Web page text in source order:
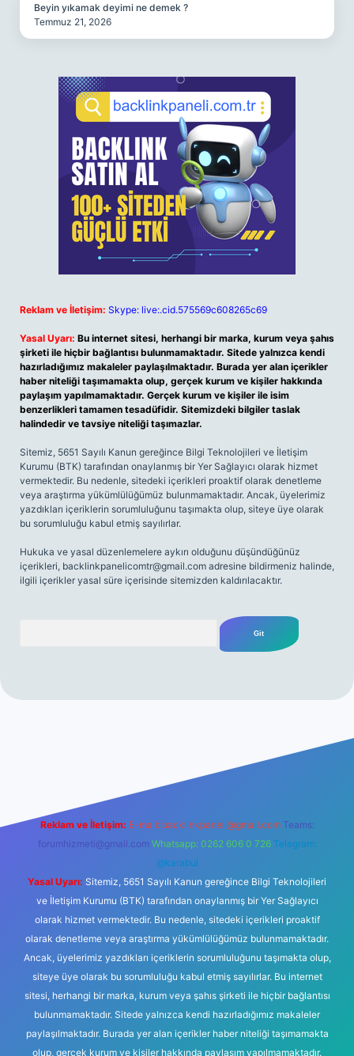
Beyin yıkamak deyimi ne demek ?
Temmuz 21, 2026
Reklam ve İletişim: Skype: live:.cid.575569c608265c69
Yasal Uyarı: Bu internet sitesi, herhangi bir marka, kurum veya şahıs
şirketi ile hiçbir bağlantısı bulunmamaktadır. Sitede yalnızca kendi
hazırladığımız makaleler paylaşılmaktadır. Burada yer alan içerikler
haber niteliği taşımamakta olup, gerçek kurum ve kişiler hakkında
paylaşım yapılmamaktadır. Gerçek kurum ve kişiler ile isim
benzerlikleri tamamen tesadüfidir. Sitemizdeki bilgiler taslak
halindedir ve tavsiye niteliği taşımazlar.
Sitemiz, 5651 Sayılı Kanun gereğince Bilgi Teknolojileri ve İletişim
Kurumu (BTK) tarafından onaylanmış bir Yer Sağlayıcı olarak hizmet
vermektedir. Bu nedenle, sitedeki içerikleri proaktif olarak denetleme
veya araştırma yükümlülüğümüz bulunmamaktadır. Ancak, üyelerimiz
yazdıkları içeriklerin sorumluluğunu taşımakta olup, siteye üye olarak
bu sorumluluğu kabul etmiş sayılırlar.
Hukuka ve yasal düzenlemelere aykırı olduğunu düşündüğünüz
içerikleri, backlinkpanelicomtr@gmail.com adresine bildirmeniz halinde,
ilgili içerikler yasal süre içerisinde sitemizden kaldırılacaktır.
Reklam ve İletişim: E-mail: backlinkpaneli@gmail.com Teams:
forumhizmeti@gmail.com Whatsapp: 0262 606 0 726 Telegram:
@karabul
Yasal Uyarı: Sitemiz, 5651 Sayılı Kanun gereğince Bilgi Teknolojileri
ve İletişim Kurumu (BTK) tarafından onaylanmış bir Yer Sağlayıcı
olarak hizmet vermektedir. Bu nedenle, sitedeki içerikleri proaktif
olarak denetleme veya araştırma yükümlülüğümüz bulunmamaktadır.
Ancak, üyelerimiz yazdıkları içeriklerin sorumluluğunu taşımakta olup,
siteye üye olarak bu sorumluluğu kabul etmiş sayılırlar. Bu internet
sitesi, herhangi bir marka, kurum veya şahıs şirketi ile hiçbir bağlantısı
bulunmamaktadır. Sitede yalnızca kendi hazırladığımız makaleler
paylaşılmaktadır. Burada yer alan içerikler haber niteliği taşımamakta
olup, gerçek kurum ve kişiler hakkında paylaşım yapılmamaktadır.